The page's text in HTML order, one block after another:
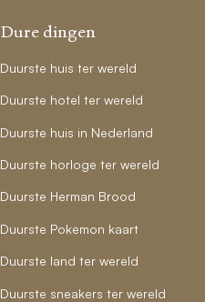
Dure dingen
Duurste huis ter wereld
Duurste hotel ter wereld
Duurste huis in Nederland
Duurste horloge ter wereld
Duurste Herman Brood
Duurste Pokemon kaart
Duurste land ter wereld
Duurste sneakers ter wereld